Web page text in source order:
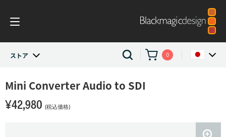
0
ストア
Argentina
Australia
ストア
Converters and Encoders
Mini ConverterAudio to SDI
¥42,980 (税込価格)